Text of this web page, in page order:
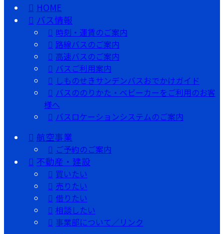
HOME
バス情報
時刻・運賃のご案内
路線バスのご案内
高速バスのご案内
バスご利用案内
しものせきサンデンバスおでかけガイド
バスののりかた・ベビーカーをご利用のお客
様へ
バスロケーションシステムのご案内
航空事業
ご予約のご案内
不動産・建設
買いたい
売りたい
借りたい
相談したい
事業部について／リンク